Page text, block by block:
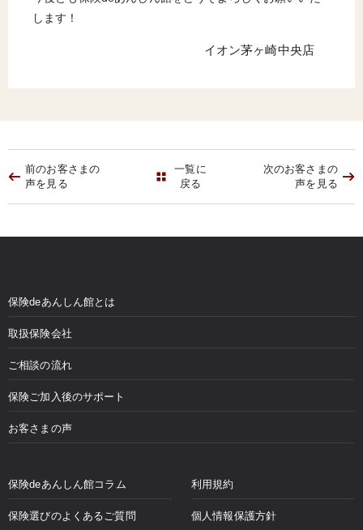
します！
イオン茅ヶ崎中央店
前のお客さまの
声を見る
一覧に
戻る
次のお客さまの
声を見る
保険deあんしん館とは
取扱保険会社
ご相談の流れ
保険ご加入後のサポート
お客さまの声
保険deあんしん館コラム
保険選びのよくあるご質問
利用規約
個人情報保護方針